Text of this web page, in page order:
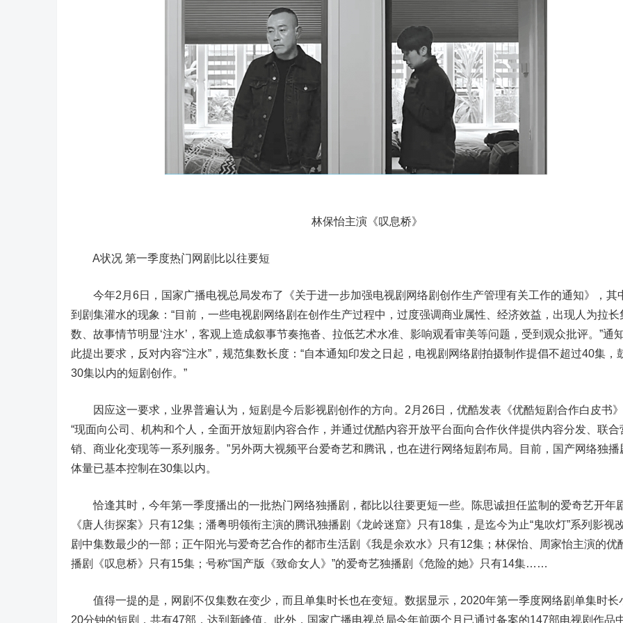
林保怡主演《叹息桥》
A状况 第一季度热门网剧比以往要短
今年2月6日，国家广播电视总局发布了《关于进一步加强电视剧网络剧创作生产管理有关工作的通知》，其
到剧集灌水的现象：“目前，一些电视剧网络剧在创作生产过程中，过度强调商业属性、经济效益，出现人为拉长
数、故事情节明显‘注水’，客观上造成叙事节奏拖沓、拉低艺术水准、影响观看审美等问题，受到观众批评。”通
此提出要求，反对内容“注水”，规范集数长度：“自本通知印发之日起，电视剧网络剧拍摄制作提倡不超过40集，
30集以内的短剧创作。”
因应这一要求，业界普遍认为，短剧是今后影视剧创作的方向。2月26日，优酷发表《优酷短剧合作白皮书
“现面向公司、机构和个人，全面开放短剧内容合作，并通过优酷内容开放平台面向合作伙伴提供内容分发、联合
销、商业化变现等一系列服务。”另外两大视频平台爱奇艺和腾讯，也在进行网络短剧布局。目前，国产网络独播
体量已基本控制在30集以内。
恰逢其时，今年第一季度播出的一批热门网络独播剧，都比以往要更短一些。陈思诚担任监制的爱奇艺开年
《唐人街探案》只有12集；潘粤明领衔主演的腾讯独播剧《龙岭迷窟》只有18集，是迄今为止“鬼吹灯”系列影视
剧中集数最少的一部；正午阳光与爱奇艺合作的都市生活剧《我是余欢水》只有12集；林保怡、周家怡主演的优
播剧《叹息桥》只有15集；号称“国产版《致命女人》”的爱奇艺独播剧《危险的她》只有14集……
值得一提的是，网剧不仅集数在变少，而且单集时长也在变短。数据显示，2020年第一季度网络剧单集时长
20分钟的短剧，共有47部，达到新峰值。此外，国家广播电视总局今年前两个月已通过备案的147部电视剧作品